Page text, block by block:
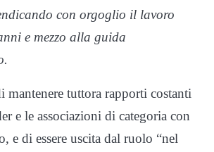
con orgoglio il lavoro
e mezzo alla guida
mantenere tuttora rapporti costanti
e le associazioni di categoria con
e di essere uscita dal ruolo “nel